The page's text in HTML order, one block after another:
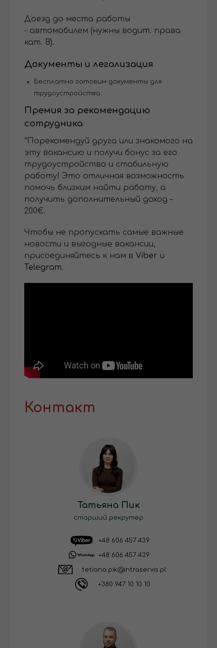
Доезд до места работы
- автомобилем (нужны водит. права
кат. В).
Документы и легализация
Бесплатно готовим документы для
трудоустройства.
Премия за рекомендацию
сотрудника
*Порекомендуй друга или знакомого на
эту вакансию и получи бонус за его
трудоустройство и стабильную
работу! Это отличная возможность
помочь близким найти работу, а
получить дополнительный доход –
200€.
Чтобы не пропускать самые важные
новости и выгодные вакансии,
присоединяйтесь к нам в Viber и
Telegram.
Контакт
Татьяна Пик
старший рекрутер
+48 606 457 439
+48 606 457 439
tetiana.pik@intraservis.pl
+380 947 10 10 10